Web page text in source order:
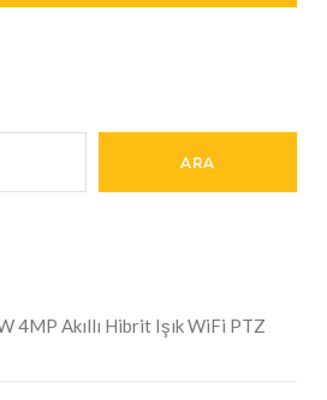
ARA
4MP Akıllı Hibrit Işık WiFi PTZ